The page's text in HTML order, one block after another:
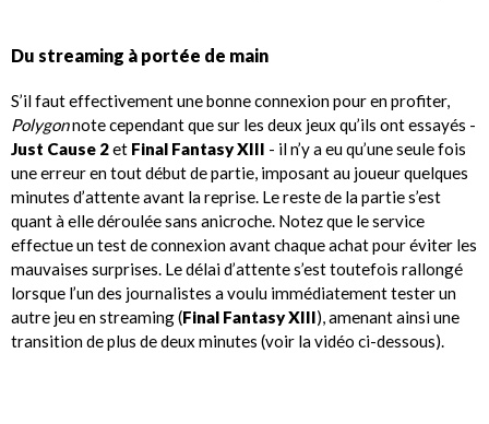
Du streaming à portée de main
S’il faut effectivement une bonne connexion pour en profiter,
Polygonnote cependant que sur les deux jeux qu’ils ont essayés -
Just Cause 2et Final Fantasy XIII - il n’y a eu qu’une seule fois
une erreur en tout début de partie, imposant au joueur quelques
minutes d’attente avant la reprise. Le reste de la partie s’est
quant à elle déroulée sans anicroche. Notez que le service
effectue un test de connexion avant chaque achat pour éviter les
mauvaises surprises. Le délai d’attente s’est toutefois rallongé
lorsque l’un des journalistes a voulu immédiatement tester un
autre jeu en streaming (Final Fantasy XIII), amenant ainsi une
transition de plus de deux minutes (voir la vidéo ci-dessous).